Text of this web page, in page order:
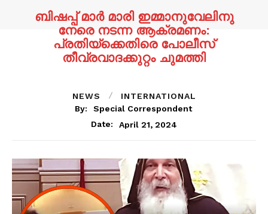
ബിഷപ്പ് മാർ മാരി ഇമ്മാനുവേലിനു
നേരെ നടന്ന ആക്രമണം:
പ്രതിയ്ക്കെതിരെ പോലീസ്
തീവ്രവാദക്കുറ്റം ചുമത്തി
NEWS
INTERNATIONAL
By:
Special Correspondent
Date:
April 21, 2024